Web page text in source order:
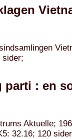
sider;
parti : en
Aktuelle;
32.16; 120